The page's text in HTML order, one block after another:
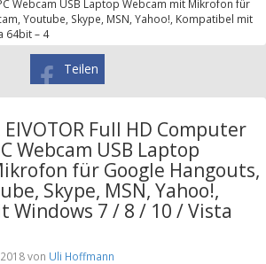
Webcam USB Laptop Webcam mit Mikrofon für
Youtube, Skype, MSN, Yahoo!, Kompatibel mit
64bit – 4
Teilen
Full HD Computer
Webcam USB Laptop
für Google Hangouts,
Skype, MSN, Yahoo!,
Windows 7 / 8 / 10 / Vista
von Uli Hoffmann